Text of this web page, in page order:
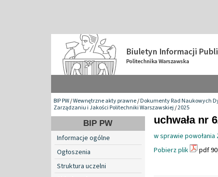
BIP PW/Wewnętrzne akty prawne/Dokumenty Rad Naukowych
Zarządzaniu i Jakości Politechniki Warszawskiej/2025
BIP PW
Informacje ogólne
Ogłoszenia
Struktura uczelni
uchwała nr
w sprawie powołania
Pobierz plik
pdf